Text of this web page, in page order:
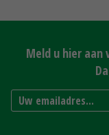
Meld u hier aan